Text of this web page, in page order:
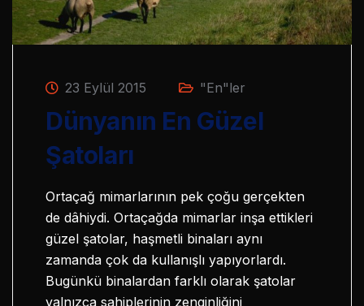
23 Eylül 2015 "En"ler
Dünyanın En Güzel
Şatoları
Ortaçağ mimarlarının pek çoğu gerçekten
de dâhiydi. Ortaçağda mimarlar inşa ettikleri
güzel şatolar, haşmetli binaları aynı
zamanda çok da kullanışlı yapıyorlardı.
Bugünkü binalardan farklı olarak şatolar
yalnızca sahiplerinin zenginliğini